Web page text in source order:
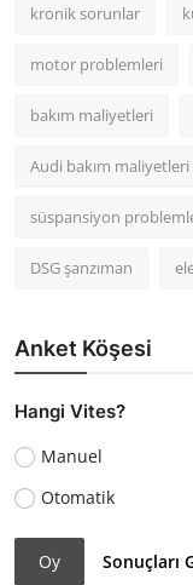
kronik sorunlar
motor problemleri
bakım maliyetleri
Audi bakım maliyetleri
süspansiyon
DSG şanzıman
Anket Köşesi
Hangi Vites?
Manuel
Otomatik
Oy Sonuçları